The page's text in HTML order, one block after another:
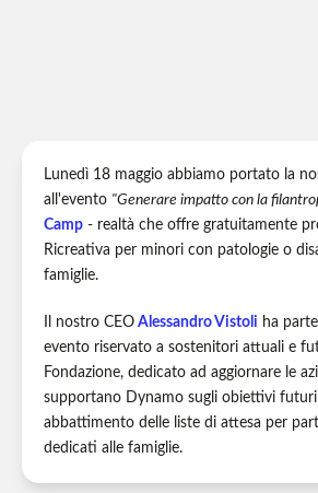
Lunedì 18 maggio abbiamo portato la
all'evento "Generare impatto con la
Camp - realtà che offre gratuitamente
Ricreativa per minori con patologie o
famiglie.
Il nostro CEO Alessandro Vistoli ha
evento riservato a sostenitori attuali e
Fondazione, dedicato ad aggiornare le
supportano Dynamo sugli obiettivi
abbattimento delle liste di attesa per
dedicati alle famiglie.